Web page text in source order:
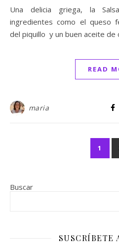
Una delicia griega, la Salsa Htipiti con Tagliatelle,
ingredientes como el queso
del piquillo y un buen aceite de
READ
maria
1
Buscar
SUSCRÍBETE